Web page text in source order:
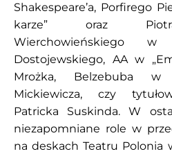
Shakespeare’a, Porfirego
karze” oraz
Wierchowieńskiego w
Dostojewskiego, AA w
Mrożka, Belzebuba w
Mickiewicza, czy
Patricka Suskinda. W
niezapomniane role w
na deskach Teatru Polonia